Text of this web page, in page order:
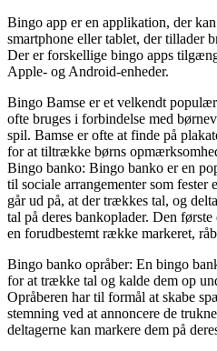
Bingo app er en applikation, der
smartphone eller tablet, der tillader
Der er forskellige bingo apps
Apple- og Android-enheder.
Bingo Bamse er et velkendt
ofte bruges i forbindelse med
spil. Bamse er ofte at finde på
for at tiltrække børns
Bingo banko: Bingo banko er en
til sociale arrangementer som fester
går ud på, at der trækkes tal, og
tal på deres bankoplader. Den
en forudbestemt række markeret,
Bingo banko opråber: En bingo
for at trække tal og kalde dem op
Opråberen har til formål at skabe
stemning ved at annoncere de
deltagerne kan markere dem på